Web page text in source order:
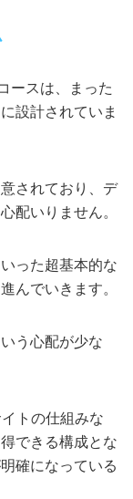
ースは、まった
設計されていま
されており、デ
配いりません。
った超基本的な
んでいきます。
う心配が少な
トの仕組みな
できる構成とな
確になっている